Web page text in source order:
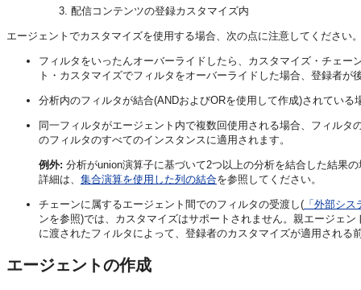
配信コンテンツの登録カスタマイズ内
エージェントでカスタマイズを使用する場合、次の点に注意してください
フィルタをいったんオーバーライドしたら、カスタマイズ・チェ
ト・カスタマイズでフィルタをオーバーライドした場合、登録者
分析内のフィルタが結合(ANDおよびORを使用して作成)されてい
同一フィルタがエージェント内で複数回使用される場合、フィル
のフィルタのすべてのインスタンスに適用されます。
例外: 分析がunion演算子に基づいて2つ以上の分析を結合した結果
詳細は、 集合演算を使用した列の結合を参照してください。
チェーンに属するエージェント間でのフィルタの受渡し( 「外部シ
ンを参照)では、カスタマイズはサポートされません。親エージェ
に渡されたフィルタによって、登録者のカスタマイズが適用され
エージェントの作成